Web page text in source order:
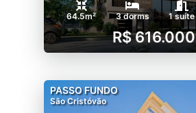
64.5m² 3 dorms 1 suíte
R$ 616.000
PASSO FUNDO
São Cristóvão